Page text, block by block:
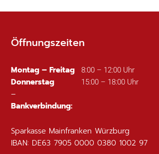
Öffnungszeiten
Montag – Freitag 8:00 – 12:00 Uhr
Donnerstag 15:00 – 18:00 Uhr
–
Bankverbindung:
Sparkasse Mainfranken Würzburg
IBAN: DE63 7905 0000 0380 1002 97